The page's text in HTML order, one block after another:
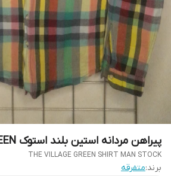
پیراهن مردانه استین بلند استوک THE VILLAGE GREEN
THE VILLAGE GREEN SHIRT MAN STOCK
برند:متفرقه